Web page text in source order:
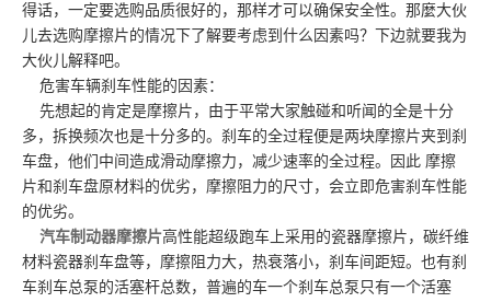
得话，一定要选购品质很好的，那样才可以确保安全性。那麼大伙
儿去选购摩擦片的情况下了解要考虑到什么因素吗？下边就要我为
大伙儿解释吧。
危害车辆刹车性能的因素：
先想起的肯定是摩擦片，由于平常大家触碰和听闻的全是十分
多，拆换频次也是十分多的。刹车的全过程便是两块摩擦片夹到刹
车盘，他们中间造成滑动摩擦力，减少速率的全过程。因此 摩擦
片和刹车盘原材料的优劣，摩擦阻力的尺寸，会立即危害刹车性能
的优劣。
汽车制动器摩擦片高性能超级跑车上采用的瓷器摩擦片，碳纤维
材料瓷器刹车盘等，摩擦阻力大，热衰落小，刹车间距短。也有刹
车刹车总泵的活塞杆总数，普遍的车一个刹车总泵只有一个活塞